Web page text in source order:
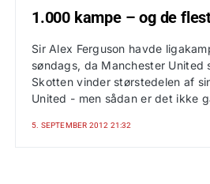
1.000 kampe – og de
Sir Alex Ferguson havde
søndags, da Manchester United
Skotten vinder størstedelen af
United - men sådan er det ikke
5. SEPTEMBER 2012 21:32